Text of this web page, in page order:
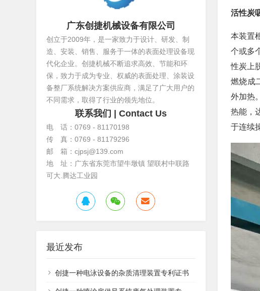
活性炭
本装置
个或多
性炭上
燃烧成
外加热
热能，
于连续
广东创捷机械设备有限公司
创立于2009年，是一家致力于设计、研发、制
造、安装、销售、服务于一体的表面处理设备现
代化企业。创捷机械不断追求高效、节能和环
保，致力于成为专业、权威的表面处理、涂装设
备整厂系统解决方案供应商，满足了广大用户的
不同需求，取得了行业的领先地位。
联系我们 | Contact Us
电 话：0769 - 81170198
传 真：0769 - 81179296
邮 箱：cjpsj@139.com
地 址：广东省东莞市望牛墩镇 望联村中联路
可大.腾达工业园
最近发布
创捷一种电泳设备的杂质清理装置专利证书